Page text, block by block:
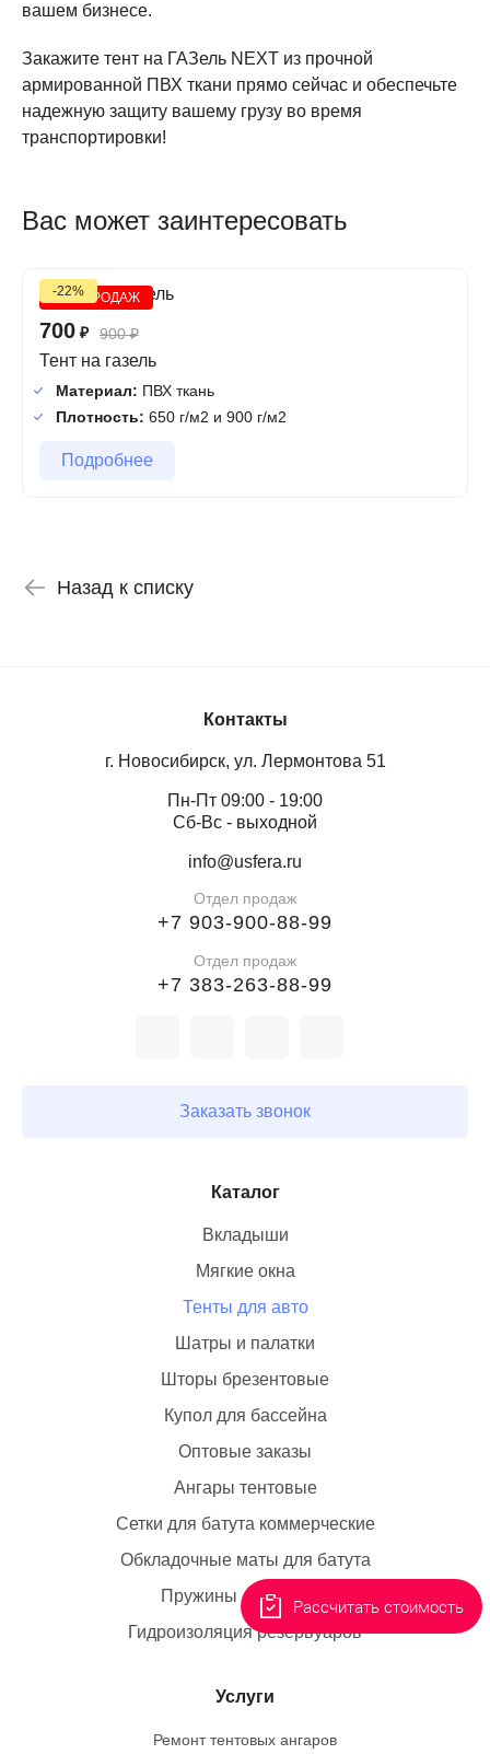
вашем бизнесе.
Закажите тент на ГАЗель NEXT из прочной
армированной ПВХ ткани прямо сейчас и обеспечьте
надежную защиту вашему грузу во время
транспортировки!
Вас может заинтересовать
ХИТ ПРОДАЖ
-22%
700 ₽ 900₽
Тент на газель
Материал: ПВХ ткань
Плотность: 650 г/м2 и 900 г/м2
Подробнее
Назад к списку
Каталог
Тенты для авто
Купол для бассейна
Оптовые заказы
Ангары тентовые
Сетки для батута коммерческие
Обкладочные маты для батута
Пружины для батута
Гидроизоляция резервуаров
Услуги
Ремонт тентовых ангаров
Контакты
г. Новосибирск, ул. Лермонтова 51
Пн-Пт 09:00 - 19:00
Сб-Вс - выходной
info@usfera.ru
Отдел продаж
+7 903-900-88-99
Отдел продаж
+7 383-263-88-99
Заказать звонок
Рассчитать стоимость